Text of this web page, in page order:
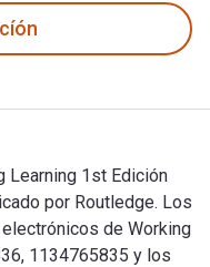
Learning 1st Edición
por Routledge. Los
de Working
1134765835 y los